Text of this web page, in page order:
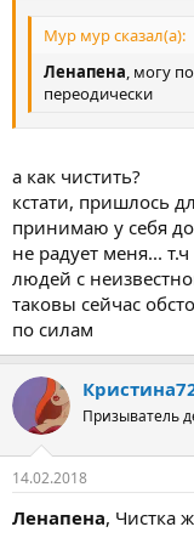
Мур мур сказал(а):
Ленапена , могу
переодически
а как чистить?
кстати, пришлось
принимаю у себя
не радует меня...
людей с
таковы сейчас
по силам
Призыватель
14.02.2018
Ленапена, Чистка